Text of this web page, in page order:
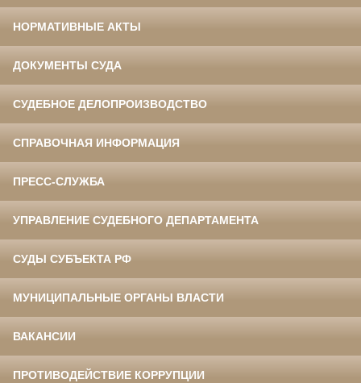
НОРМАТИВНЫЕ АКТЫ
ДОКУМЕНТЫ СУДА
СУДЕБНОЕ ДЕЛОПРОИЗВОДСТВО
СПРАВОЧНАЯ ИНФОРМАЦИЯ
ПРЕСС-СЛУЖБА
УПРАВЛЕНИЕ СУДЕБНОГО ДЕПАРТАМЕНТА
СУДЫ СУБЪЕКТА РФ
МУНИЦИПАЛЬНЫЕ ОРГАНЫ ВЛАСТИ
ВАКАНСИИ
ПРОТИВОДЕЙСТВИЕ КОРРУПЦИИ